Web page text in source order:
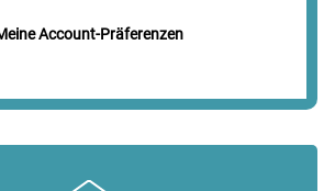
Account-Präferenzen